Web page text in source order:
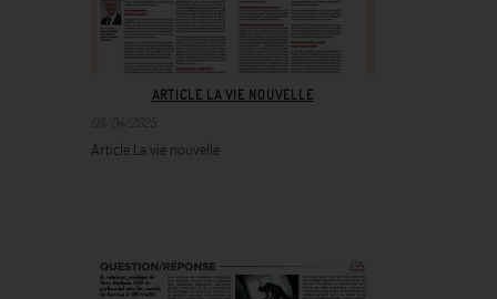
ARTICLE LA VIE NOUVELLE
Article La vie nouvelle